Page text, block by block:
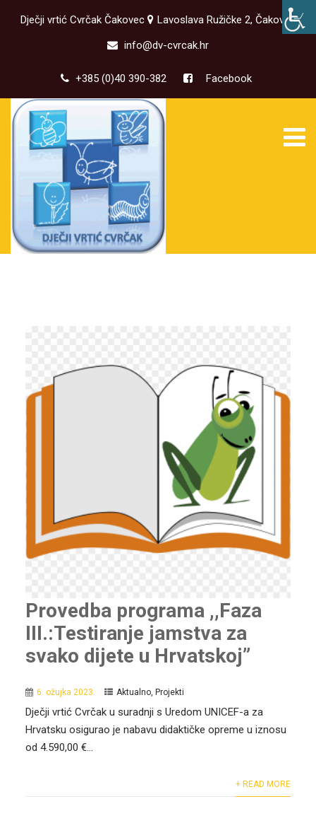
Dječji vrtić Cvrčak Čakovec
Lavoslava Ružičke 2, Čakovec
info@dv-cvrcak.hr
+385 (0)40 390-382 Facebook
Provedba programa ,,Faza
III.:Testiranje jamstva za
svako dijete u Hrvatskoj”
6. ožujka 2023. Aktualno, Projekti
Dječji vrtić Cvrčak u suradnji s Uredom UNICEF-a za
Hrvatsku osigurao je nabavu didaktičke opreme u iznosu
od 4.590,00 €...
+ READ MORE